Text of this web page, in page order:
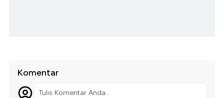
Komentar
Tulis Komentar Anda...